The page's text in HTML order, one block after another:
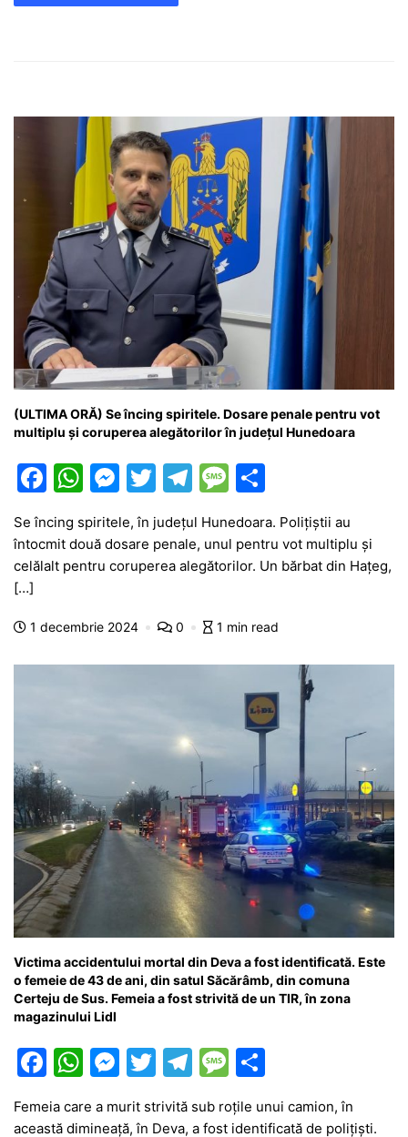
(ULTIMA ORĂ) Se încing spiritele. Dosare penale pentru vot
multiplu și coruperea alegătorilor în județul Hunedoara
F
a
c
e
o
W
h
at
s
p
M
s
s
n
T
itt
er
T
e
gr
m
M
s
s
g
ta
je
z
Se încing spiritele, în județul Hunedoara. Polițiștii au
întocmit două dosare penale, unul pentru vot multiplu și
celălalt pentru coruperea alegătorilor. Un bărbat din Hațeg,
[…]
1 decembrie 2024 0 1 min read
Victima accidentului mortal din Deva a fost identificată. Este
o femeie de 43 de ani, din satul Săcărâmb, din comuna
Certeju de Sus. Femeia a fost strivită de un TIR, în zona
magazinului Lidl
F
a
c
W
at
M
e
s
T
w
itt
T
e
M
e
s
ar
ta
Femeia care a murit strivită sub roțile unui camion, în
această dimineață, în Deva, a fost identificată de polițiști.